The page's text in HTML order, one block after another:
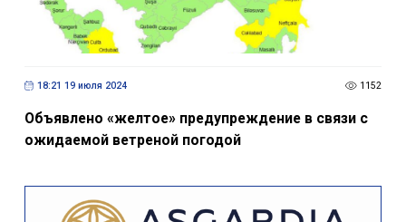
18:21 19 июля 2024 1152
Объявлено «желтое» предупреждение в связи с
ожидаемой ветреной погодой